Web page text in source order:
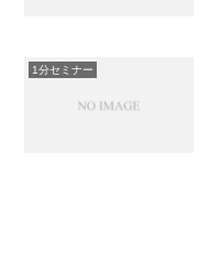
1分セミナー